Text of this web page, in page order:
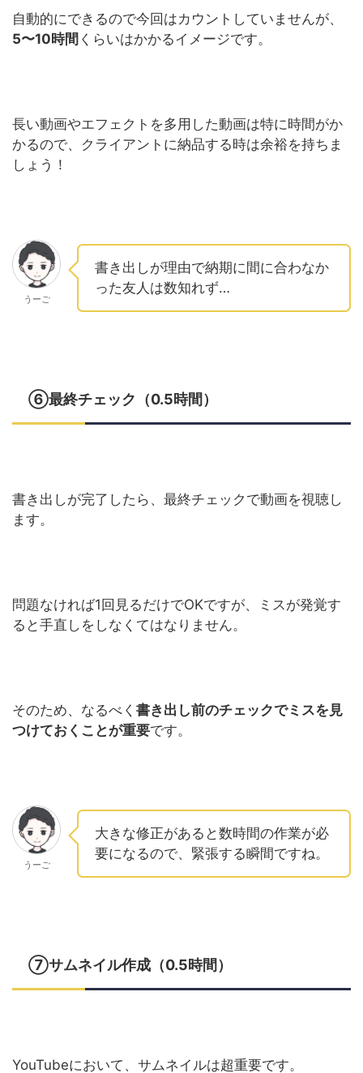
自動的にできるので今回はカウントしていませんが、
5〜10時間 くらいはかかるイメージです。
長い動画やエフェクトを多用した動画は特に時間がか
かるので、クライアントに納品する時は余裕を持ちま
しょう！
うーご
書き出しが理由で納期に間に合わなか
った友人は数知れず…
⑥最終チェック（0.5時間）
書き出しが完了したら、最終チェックで動画を視聴し
ます。
問題なければ1回見るだけでOKですが、ミスが発覚す
ると手直しをしなくてはなりません。
そのため、なるべく 書き出し前のチェックでミスを見
つけておくことが重要です。
うーご
大きな修正があると数時間の作業が必
要になるので、緊張する瞬間ですね。
⑦サムネイル作成（0.5時間）
YouTubeにおいて、サムネイルは超重要です。